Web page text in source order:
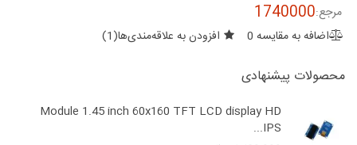
مرجع:1740000
اضافه به مقایسه 0 افزودن به علاقه‌مندی‌ها(
1
)
محصولات پیشنهادی
Module 1.45 inch 60x160 TFT LCD display HD
IPS...